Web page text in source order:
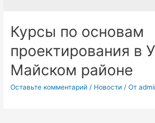
Курсы по основам
проектирования в
Майском районе
Оставьте комментарий / Новости / От